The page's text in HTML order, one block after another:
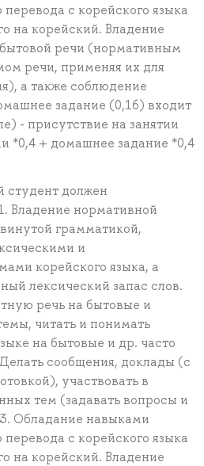
с корейского языка
на корейский. Владение
речи (нормативным
речи, применяя их для
а также соблюдение
задание (0,16) входит
- присутствие на занятии
*0,4 + домашнее задание *0,4
студент должен
Владение нормативной
грамматикой,
и
корейского языка, а
лексический запас слов.
речь на бытовые и
читать и понимать
на бытовые и др. часто
сообщения, доклады (с
участвовать в
тем (задавать вопросы и
Обладание навыками
с корейского языка
на корейский. Владение